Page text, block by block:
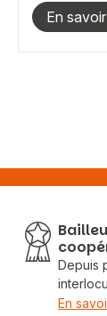
En
Depuis
En